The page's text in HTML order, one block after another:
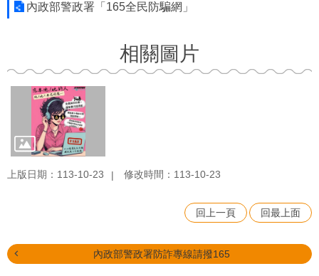
內政部警政署「165全民防騙網」
相關圖片
上版日期：113-10-23 修改時間：113-10-23
回上一頁 回最上面
內政部警政署防詐專線請撥165